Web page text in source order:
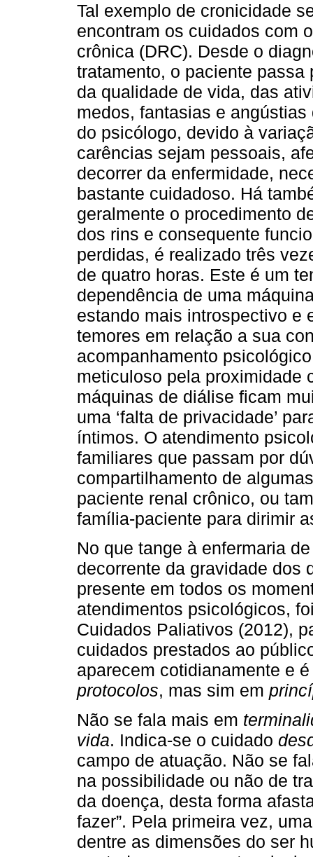
Tal exemplo de cronicidade
encontram os cuidados com
crônica (DRC). Desde o
tratamento, o paciente
da qualidade de vida, das
medos, fantasias e
do psicólogo, devido à
carências sejam pessoais,
decorrer da enfermidade,
bastante cuidadoso. Há
geralmente o procedimento
dos rins e consequente
perdidas, é realizado três
de quatro horas. Este é um
dependência de uma
estando mais introspectivo e
temores em relação a sua
acompanhamento
meticuloso pela proximidade
máquinas de diálise ficam
uma ‘falta de privacidade’
íntimos. O atendimento
familiares que passam por
compartilhamento de
paciente renal crônico, ou
família-paciente para dirimir
No que tange à enfermaria
decorrente da gravidade dos
presente em todos os
atendimentos psicológicos,
Cuidados Paliativos (2012),
cuidados prestados ao
aparecem cotidianamente e
protocolos, mas sim em
Não se fala mais em
vida. Indica-se o cuidado
campo de atuação. Não se
na possibilidade ou não de
da doença, desta forma
fazer”. Pela primeira vez,
dentre as dimensões do ser